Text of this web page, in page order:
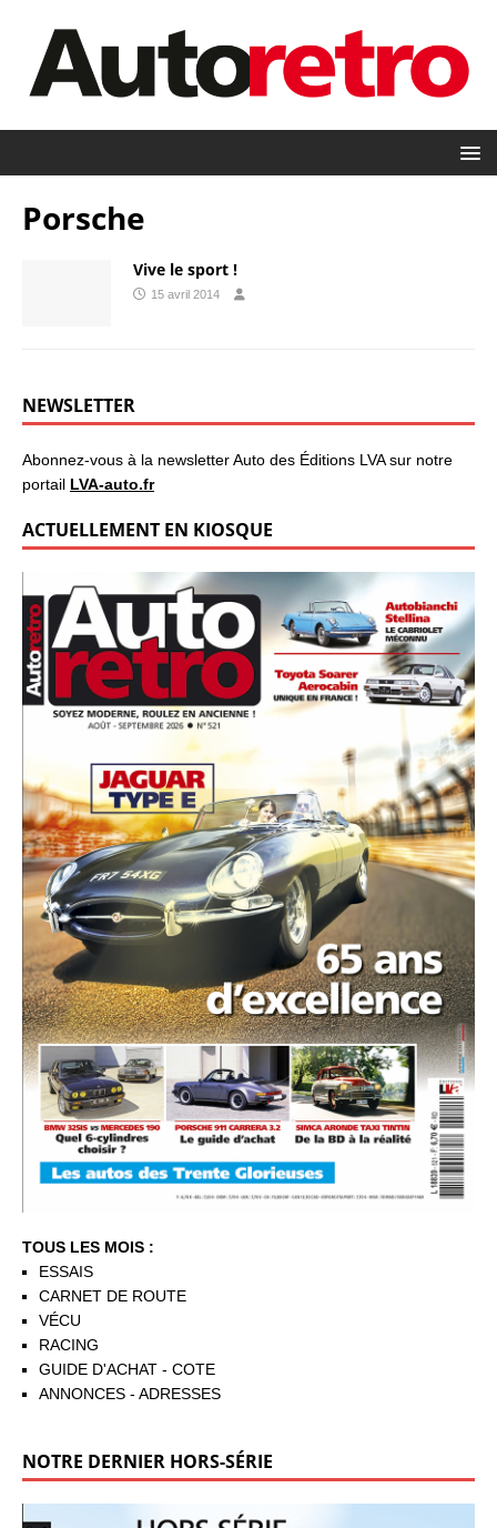
Porsche
Vive le sport !
15 avril 2014
NEWSLETTER
Abonnez-vous à la newsletter Auto des Éditions LVA sur notre
portail LVA-auto.fr
ACTUELLEMENT EN KIOSQUE
TOUS LES MOIS :
ESSAIS
CARNET DE ROUTE
VÉCU
RACING
GUIDE D'ACHAT - COTE
ANNONCES - ADRESSES
NOTRE DERNIER HORS-SÉRIE